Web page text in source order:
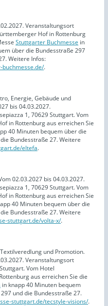
Veranstaltungsort
Hof in Rottenburg
Stuttgarter Buchmesse in
über die Bundesstraße 297
Weitere Infos:
.
Energie, Gebäude und
bis 04.03.2027.
1, 70629 Stuttgart. Vom
in Rottenburg aus erreichen Sie
40 Minuten bequem über die
Bundesstraße 27. Weitere
eltefa.
02.03.2027 bis 04.03.2027.
1, 70629 Stuttgart. Vom
in Rottenburg aus erreichen Sie
40 Minuten bequem über die
Bundesstraße 27. Weitere
stuttgart.de/volta-x/.
und Promotion.
Veranstaltungsort
Vom Hotel
aus erreichen Sie die
in knapp 40 Minuten bequem
und die Bundesstraße 27.
stuttgart.de/tecstyle-visions/.